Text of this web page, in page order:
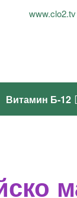
-
www.clo2.tv
Витамин Б-12